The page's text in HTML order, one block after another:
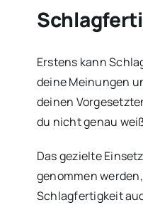
Erstens kann
deine Meinungen
deinen
du nicht genau
Das gezielte
genommen
Schlagfertigkeit